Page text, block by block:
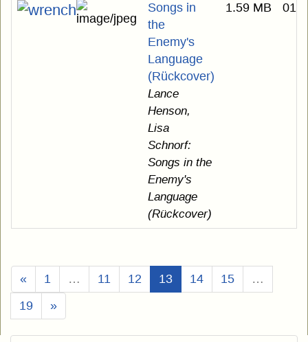
Songs in
the
Enemy's
Language
(Rückcover)
Lance
Henson,
Lisa
Schnorf:
Songs in the
Enemy's
Language
(Rückcover)
1.59 MB
« 1 … 11 12 13(Aktuell)
14 15
…
19
»